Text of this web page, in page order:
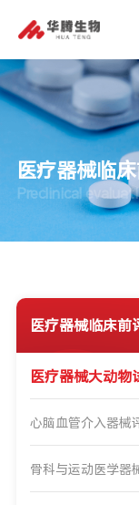
医疗器械临
Preclinical
医疗器械临床前
医疗器械大动物
心脑血管介入器械
骨科与运动医学器